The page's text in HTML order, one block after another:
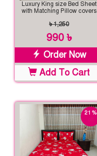
Luxury King size Bed Sheet
with Matching Pillow covers
৳ 1,250
990 ৳
Order Now
Add To Cart
21 %